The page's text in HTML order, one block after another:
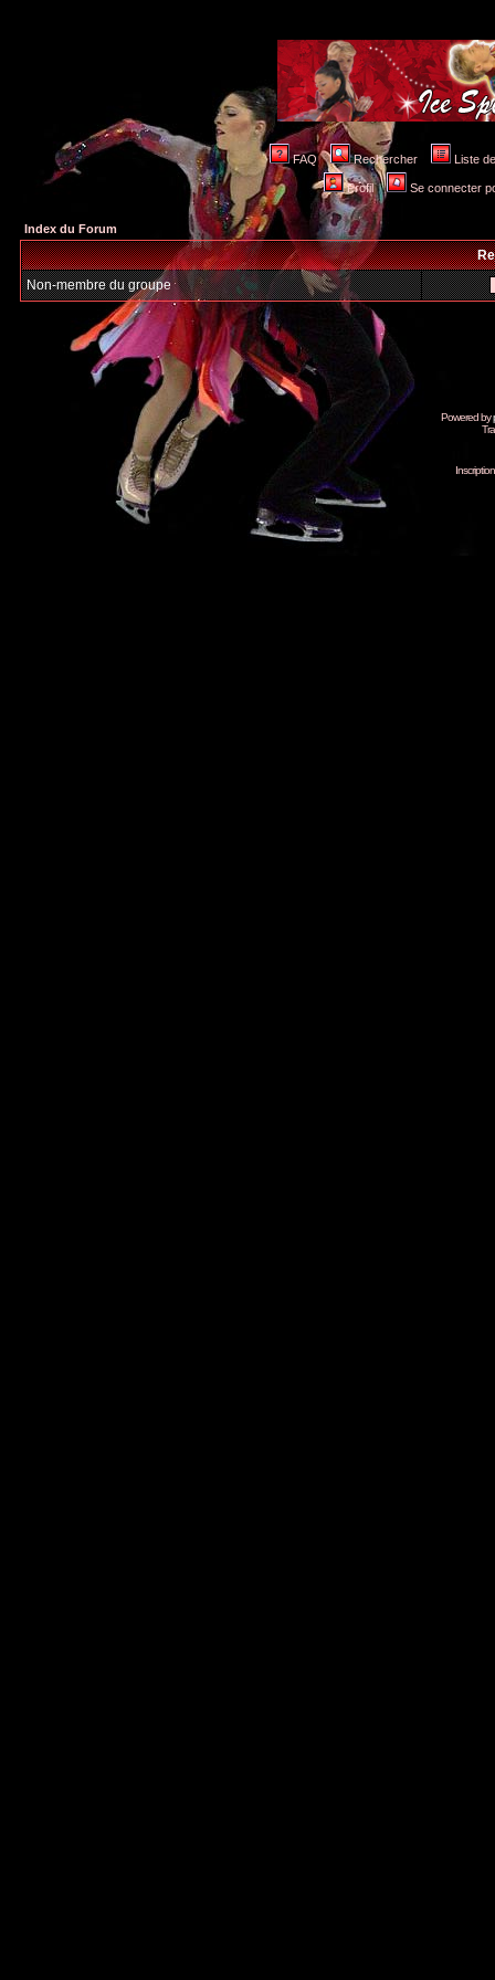
FAQ Rechercher Liste
Profil Se connecter
Index du Forum
Non-membre du groupe
Powered by